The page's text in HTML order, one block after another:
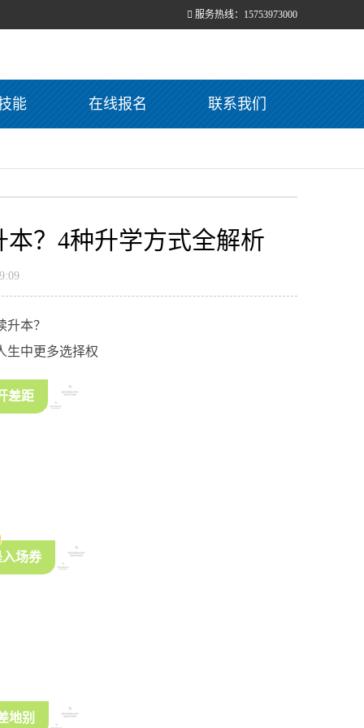
服务热线：15753973000
能 在线报名 联系我们
？4种升学方式全解析
本？
生中更多选择权
差距
场券
地别